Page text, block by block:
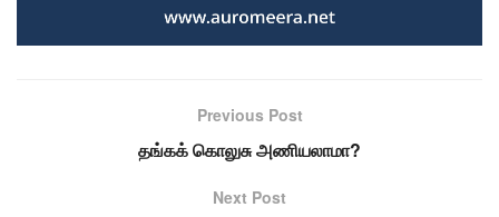
Previous Post
தங்கக் கொலுசு அணியலாமா?
Next Post